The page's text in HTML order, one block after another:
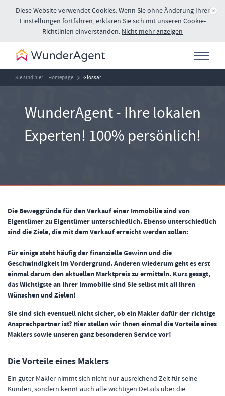
×
Diese Website verwendet Cookies. Wenn Sie ohne Änderung Ihrer
Einstellungen fortfahren, erklären Sie sich mit unseren Cookie-
Richtlinien einverstanden. Nicht mehr anzeigen
Sie sind hier: Homepage Glossar
WunderAgent - Ihre lokalen
Experten! 100% persönlich!
Die Beweggründe für den Verkauf einer Immobilie sind von
Eigentümer zu Eigentümer unterschiedlich. Ebenso unterschiedlich
sind die Ziele, die mit dem Verkauf erreicht werden sollen:
Für einige steht häufig der finanzielle Gewinn und die
Geschwindigkeit im Vordergrund. Anderen wiederum geht es erst
einmal darum den aktuellen Marktpreis zu ermitteln. Kurz gesagt,
das Wichtigste an Ihrer Immobilie sind Sie selbst mit all Ihren
Wünschen und Zielen!
Sie sind sich eventuell nicht sicher, ob ein Makler dafür der richtige
Ansprechpartner ist? Hier stellen wir Ihnen einmal die Vorteile eines
Maklers sowie unseren ganz besonderen Service vor!
Die Vorteile eines Maklers
Ein guter Makler nimmt sich nicht nur ausreichend Zeit für seine
Kunden, sondern kennt auch alle wichtigen Details über die